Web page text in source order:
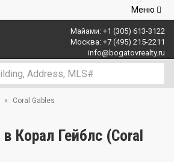
Открыть
Меню
Майами: +1 (305) 613-3122
Москва: +7 (495) 215-2211
info@bogatovrealty.ru
Coral Gables
Корал Гейблс (Coral